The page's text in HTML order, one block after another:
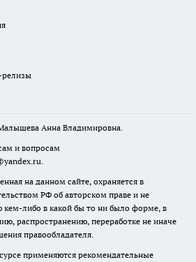
релизы
Анна Владимировна.
и вопросам
на данном сайте, охраняется в
РФ об авторском праве и не
кем-либо в какой бы то ни было форме, в
распространению, переработке не иначе
правообладателя.
применяются рекомендательные